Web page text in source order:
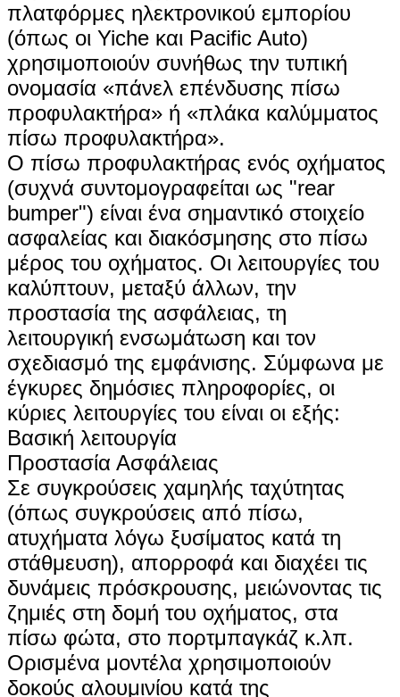
πλατφόρμες ηλεκτρονικού εμπορίου
(όπως οι Yiche και Pacific Auto)
χρησιμοποιούν συνήθως την τυπική
ονομασία «‌πάνελ επένδυσης πίσω
προφυλακτήρα‌» ή «‌πλάκα καλύμματος
πίσω προφυλακτήρα‌».
Ο πίσω προφυλακτήρας ενός οχήματος
(συχνά συντομογραφείται ως "rear
bumper") είναι ένα σημαντικό στοιχείο
ασφαλείας και διακόσμησης στο πίσω
μέρος του οχήματος. Οι λειτουργίες του
καλύπτουν, μεταξύ άλλων, την
προστασία της ασφάλειας, τη
λειτουργική ενσωμάτωση και τον
σχεδιασμό της εμφάνισης. Σύμφωνα με
έγκυρες δημόσιες πληροφορίες, οι
κύριες λειτουργίες του είναι οι εξής:
Βασική λειτουργία
Προστασία Ασφάλειας
Σε συγκρούσεις χαμηλής ταχύτητας
(όπως συγκρούσεις από πίσω,
ατυχήματα λόγω ξυσίματος κατά τη
στάθμευση), απορροφά και διαχέει τις
δυνάμεις πρόσκρουσης, μειώνοντας τις
ζημιές στη δομή του οχήματος, στα
πίσω φώτα, στο πορτμπαγκάζ κ.λπ.
Ορισμένα μοντέλα χρησιμοποιούν
δοκούς αλουμινίου κατά της